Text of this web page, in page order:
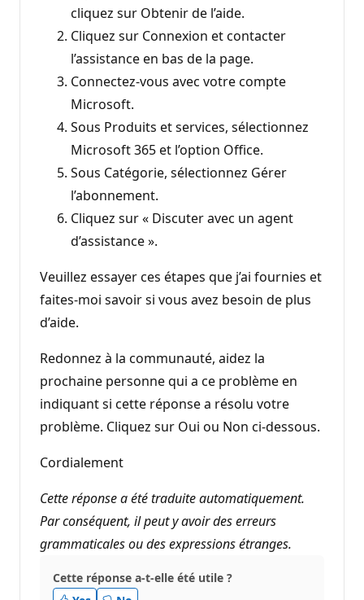
cliquez sur Obtenir de l’aide.
Cliquez sur Connexion et contacter
l’assistance en bas de la page.
Connectez-vous avec votre compte
Microsoft.
Sous Produits et services, sélectionnez
Microsoft 365 et l’option Office.
Sous Catégorie, sélectionnez Gérer
l’abonnement.
Cliquez sur « Discuter avec un agent
d’assistance ».
Veuillez essayer ces étapes que j’ai fournies et
faites-moi savoir si vous avez besoin de plus
d’aide.
Redonnez à la communauté, aidez la
prochaine personne qui a ce problème en
indiquant si cette réponse a résolu votre
problème. Cliquez sur Oui ou Non ci-dessous.
Cordialement
Cette réponse a été traduite automatiquement.
Par conséquent, il peut y avoir des erreurs
grammaticales ou des expressions étranges.
Cette réponse a-t-elle été utile ?